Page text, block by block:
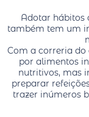
Adotar hábitos
também tem um
Com a correria
por alimentos
nutritivos, mas
preparar
trazer inúmeros